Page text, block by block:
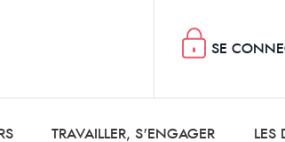
TRAVAILLER, S'ENGAGER LES
SE